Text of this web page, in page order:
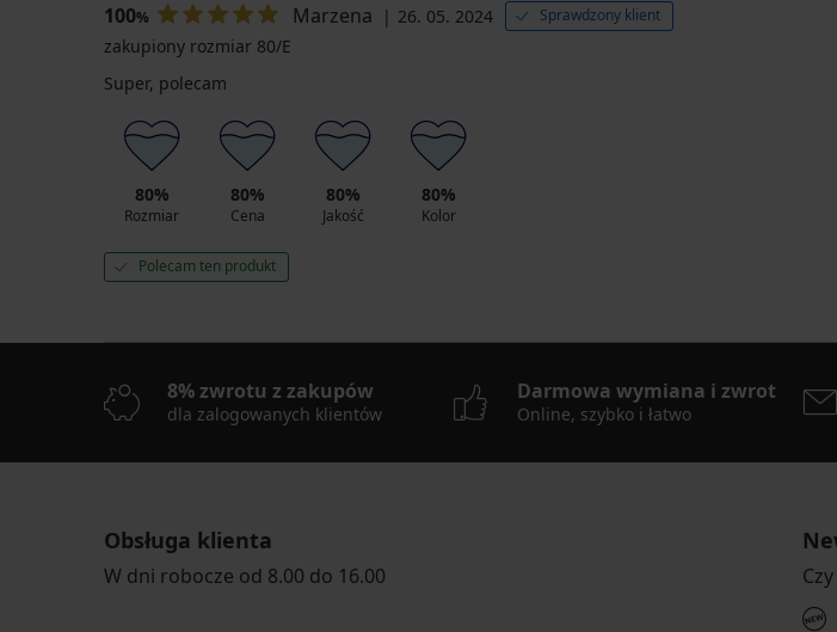
100% Marzena 26. 05. 2024 Sprawdzony klient
zakupiony rozmiar 80/E
Super, polecam
80%
Rozmiar
80%
Cena
80%
Jakość
80%
Kolor
Polecam ten produkt
8% zwrotu z zakupów
dla zalogowanych klientów
Darmowa wymiana i zwrot
Online, szybko i łatwo
Obsługa klienta
W dni robocze od 8.00 do 16.00